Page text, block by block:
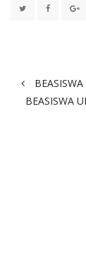
BEASISWA